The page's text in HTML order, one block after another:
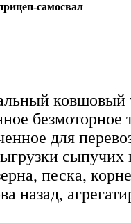
самосвал
ковшовый
безмоторное
для
сыпучих
песка,
назад,